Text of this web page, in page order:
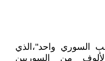
السوري واحد"،الذي
من السوريين